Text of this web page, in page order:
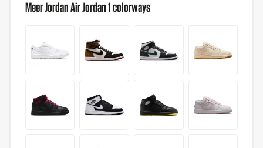
Meer Jordan Air Jordan 1 colorways